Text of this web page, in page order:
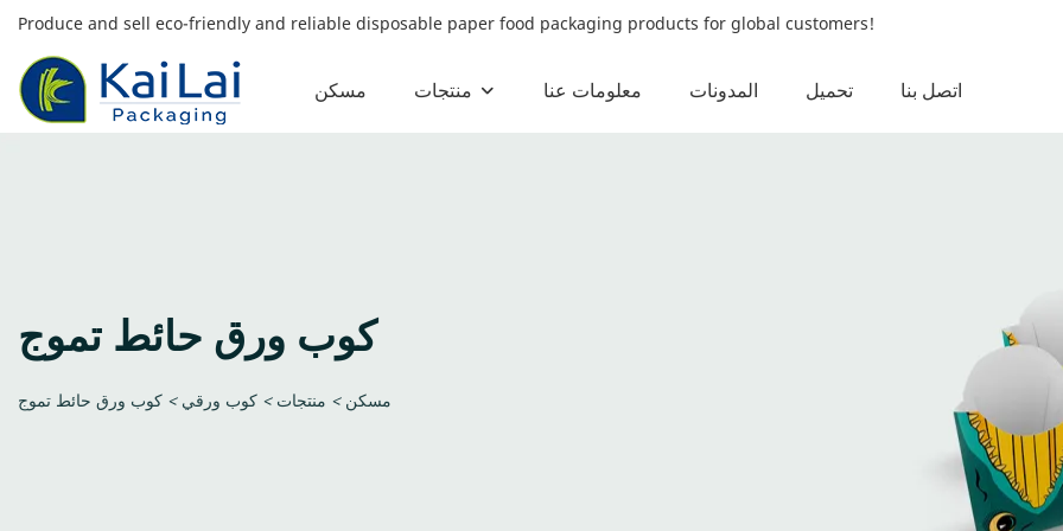
Produce and sell eco-friendly and reliable disposable paper food packaging products for global customers!
مسكن منتجات معلومات عنا المدونات تحميل اتصل بنا
كوب ورق حائط تموج
مسكن > منتجات > كوب ورقي > كوب ورق حائط تموج